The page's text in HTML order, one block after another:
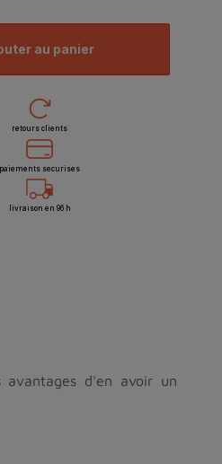
au panier
retours clients
paiements securises
livraison en 96 h
avantages d'en avoir un